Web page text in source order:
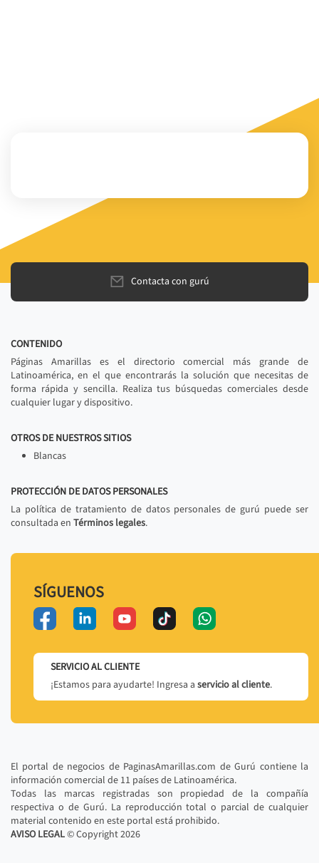
Contacta con gurú
CONTENIDO
Páginas Amarillas es el directorio comercial más grande de
Latinoamérica, en el que encontrarás la solución que necesitas de
forma rápida y sencilla. Realiza tus búsquedas comerciales desde
cualquier lugar y dispositivo.
OTROS DE NUESTROS SITIOS
Blancas
PROTECCIÓN DE DATOS PERSONALES
La política de tratamiento de datos personales de gurú puede ser
consultada en Términos legales.
SÍGUENOS
SERVICIO AL CLIENTE
¡Estamos para ayudarte! Ingresa a servicio al cliente.
El portal de negocios de PaginasAmarillas.com de Gurú contiene la
información comercial de 11 países de Latinoamérica.
Todas las marcas registradas son propiedad de la compañía
respectiva o de Gurú. La reproducción total o parcial de cualquier
material contenido en este portal está prohibido.
AVISO LEGAL© Copyright2026